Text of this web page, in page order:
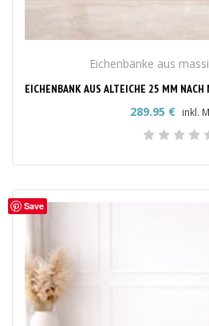
Eichenbänke aus
289.95 € inkl.
Save